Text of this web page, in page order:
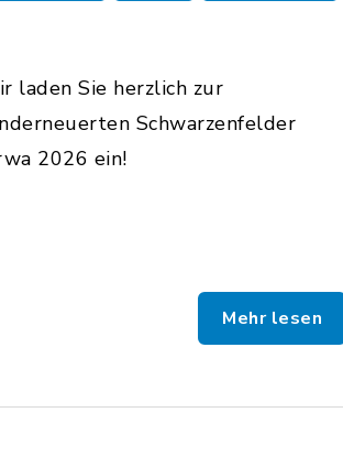
laden Sie herzlich zur
Schwarzenfelder
2026 ein!
Mehr lesen